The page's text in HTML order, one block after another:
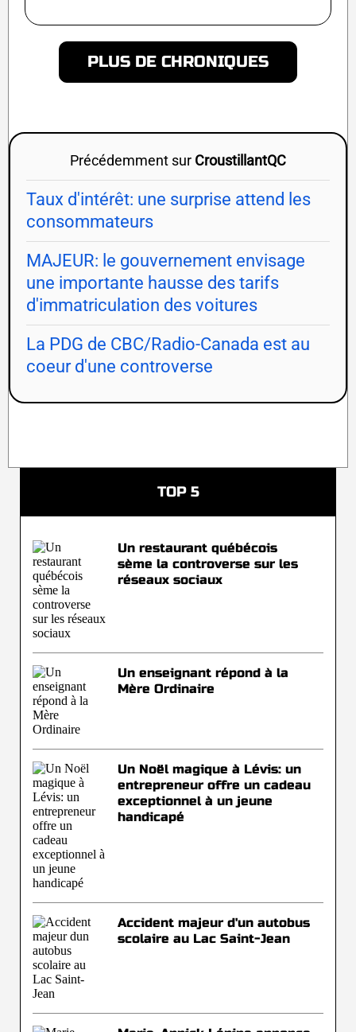
PLUS DE CHRONIQUES
Précédemment sur CroustillantQC
Taux d'intérêt: une surprise attend les
consommateurs
MAJEUR: le gouvernement envisage
une importante hausse des tarifs
d'immatriculation des voitures
La PDG de CBC/Radio-Canada est au
coeur d'une controverse
TOP 5
Un restaurant québécois
sème la controverse sur les
réseaux sociaux
Un enseignant répond à la
Mère Ordinaire
Un Noël magique à Lévis: un
entrepreneur offre un cadeau
exceptionnel à un jeune
handicapé
Accident majeur d'un autobus
scolaire au Lac Saint-Jean